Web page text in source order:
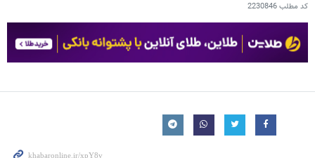
کد مطلب2230846